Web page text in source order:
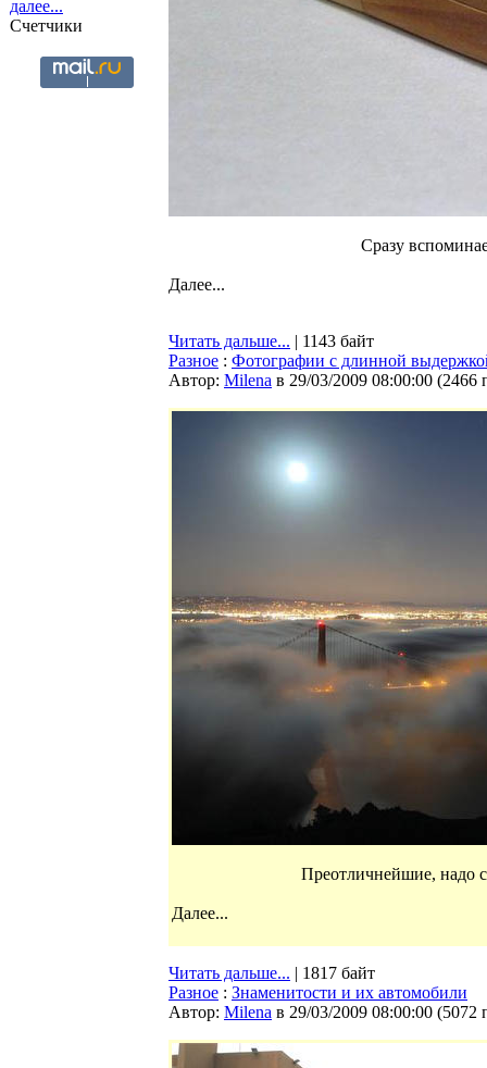
далее...
Счетчики
Сразу
Далее...
Читать дальше... | 1143 байт
Разное : Фотографии с длинной
Автор: Milena в 29/03/2009 08:00:00 (2466
Преотличнейшие, надо
Далее...
Читать дальше... | 1817 байт
Разное : Знаменитости и их автомобили
Автор: Milena в 29/03/2009 08:00:00 (5072